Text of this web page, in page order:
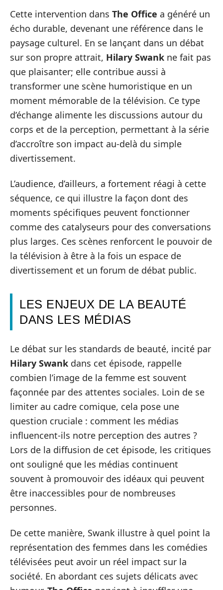
Cette intervention dans The Office a généré un
écho durable, devenant une référence dans le
paysage culturel. En se lançant dans un débat
sur son propre attrait, Hilary Swank ne fait pas
que plaisanter; elle contribue aussi à
transformer une scène humoristique en un
moment mémorable de la télévision. Ce type
d’échange alimente les discussions autour du
corps et de la perception, permettant à la série
d’accroître son impact au-delà du simple
divertissement.
L’audience, d’ailleurs, a fortement réagi à cette
séquence, ce qui illustre la façon dont des
moments spécifiques peuvent fonctionner
comme des catalyseurs pour des conversations
plus larges. Ces scènes renforcent le pouvoir de
la télévision à être à la fois un espace de
divertissement et un forum de débat public.
LES ENJEUX DE LA BEAUTÉ
DANS LES MÉDIAS
Le débat sur les standards de beauté, incité par
Hilary Swank dans cet épisode, rappelle
combien l’image de la femme est souvent
façonnée par des attentes sociales. Loin de se
limiter au cadre comique, cela pose une
question cruciale : comment les médias
influencent-ils notre perception des autres ?
Lors de la diffusion de cet épisode, les critiques
ont souligné que les médias continuent
souvent à promouvoir des idéaux qui peuvent
être inaccessibles pour de nombreuses
personnes.
De cette manière, Swank illustre à quel point la
représentation des femmes dans les comédies
télévisées peut avoir un réel impact sur la
société. En abordant ces sujets délicats avec